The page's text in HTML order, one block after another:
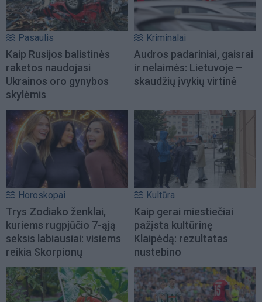
Pasaulis
Kaip Rusijos balistinės
raketos naudojasi
Ukrainos oro gynybos
skylėmis
Kriminalai
Audros padariniai, gaisrai
ir nelaimės: Lietuvoje –
skaudžių įvykių virtinė
Horoskopai
Trys Zodiako ženklai,
kuriems rugpjūčio 7-ąją
seksis labiausiai: visiems
reikia Skorpionų
Kultūra
Kaip gerai miestiečiai
pažįsta kultūrinę
Klaipėdą: rezultatas
nustebino